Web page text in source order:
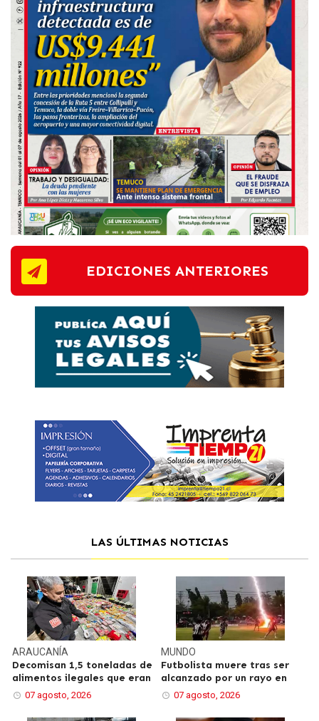
EDICIONES ANTERIORES
LAS ÚLTIMAS NOTICIAS
ARAUCANÍA
Decomisan 1,5 toneladas de
alimentos ilegales que eran
07 agosto, 2026
MUNDO
Futbolista muere tras ser
alcanzado por un rayo en
07 agosto, 2026